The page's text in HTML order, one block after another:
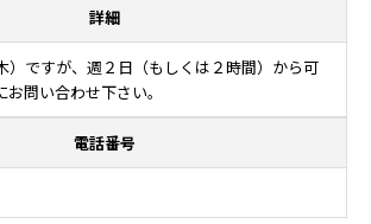
詳細
）ですが、週２日（もしくは２時間）から可
問い合わせ下さい。
電話番号